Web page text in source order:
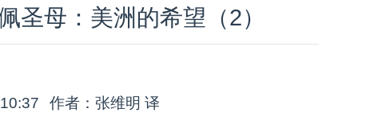
圣母：美洲的希望（2）
作者：张维明 译